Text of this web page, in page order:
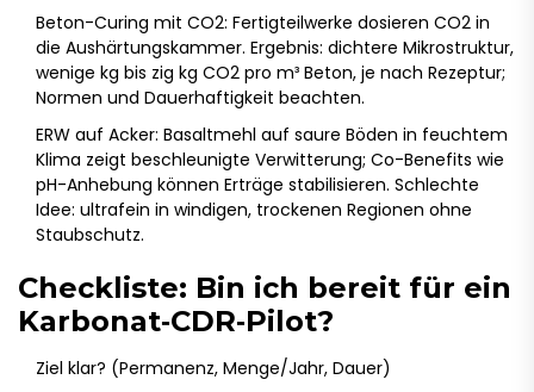
Beton-Curing mit CO2: Fertigteilwerke dosieren CO2 in
die Aushärtungskammer. Ergebnis: dichtere Mikrostruktur,
wenige kg bis zig kg CO2 pro m³ Beton, je nach Rezeptur;
Normen und Dauerhaftigkeit beachten.
ERW auf Acker: Basaltmehl auf saure Böden in feuchtem
Klima zeigt beschleunigte Verwitterung; Co-Benefits wie
pH-Anhebung können Erträge stabilisieren. Schlechte
Idee: ultrafein in windigen, trockenen Regionen ohne
Staubschutz.
Checkliste: Bin ich bereit für ein
Karbonat‑CDR‑Pilot?
Ziel klar? (Permanenz, Menge/Jahr, Dauer)